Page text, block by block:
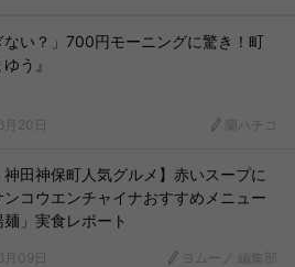
ない？」700円モーニングに驚き！町
う』
月20日 蘭ハチコ
神田神保町人気グルメ】赤いスープに
ンコウエンチャイナおすすめメニュー
麺」実食レポート
月09日 ヨムーノ 編集部